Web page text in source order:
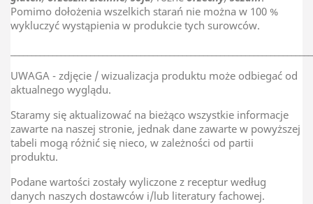
Pomimo dołożenia wszelkich starań nie można w 100 %
wykluczyć wystąpienia w produkcie tych surowców.
UWAGA - zdjęcie / wizualizacja produktu może odbiegać od
aktualnego wyglądu.
Staramy się aktualizować na bieżąco wszystkie informacje
zawarte na naszej stronie, jednak dane zawarte w powyższej
tabeli mogą różnić się nieco, w zależności od partii
produktu.
Podane wartości zostały wyliczone z receptur według
danych naszych dostawców i/lub literatury fachowej.